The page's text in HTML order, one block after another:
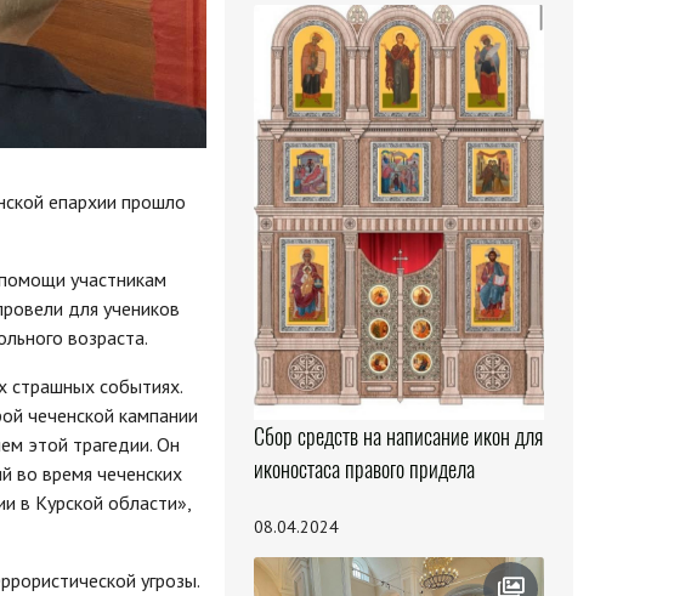
епархии прошло
участникам
для учеников
возраста.
страшных событиях.
чеченской кампании
этой трагедии. Он
во время чеченских
в Курской области»,
угрозы.
Сбор средств на написание икон для
иконостаса правого придела
08.04.2024